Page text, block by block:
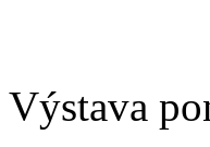
Výstava